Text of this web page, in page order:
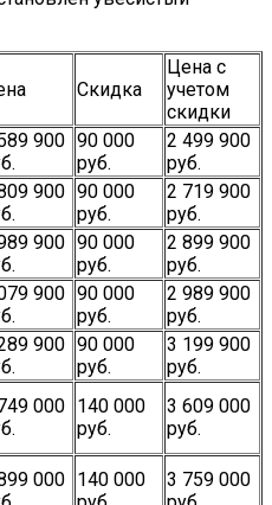
Скидка
Цена с
учетом
скидки
900 90 000
руб.
2 499 900
руб.
900 90 000
руб.
2 719 900
руб.
900 90 000
руб.
2 899 900
руб.
900 90 000
руб.
2 989 900
руб.
900 90 000
руб.
3 199 900
руб.
000 140 000
руб.
3 609 000
руб.
000 140 000
3 759 000